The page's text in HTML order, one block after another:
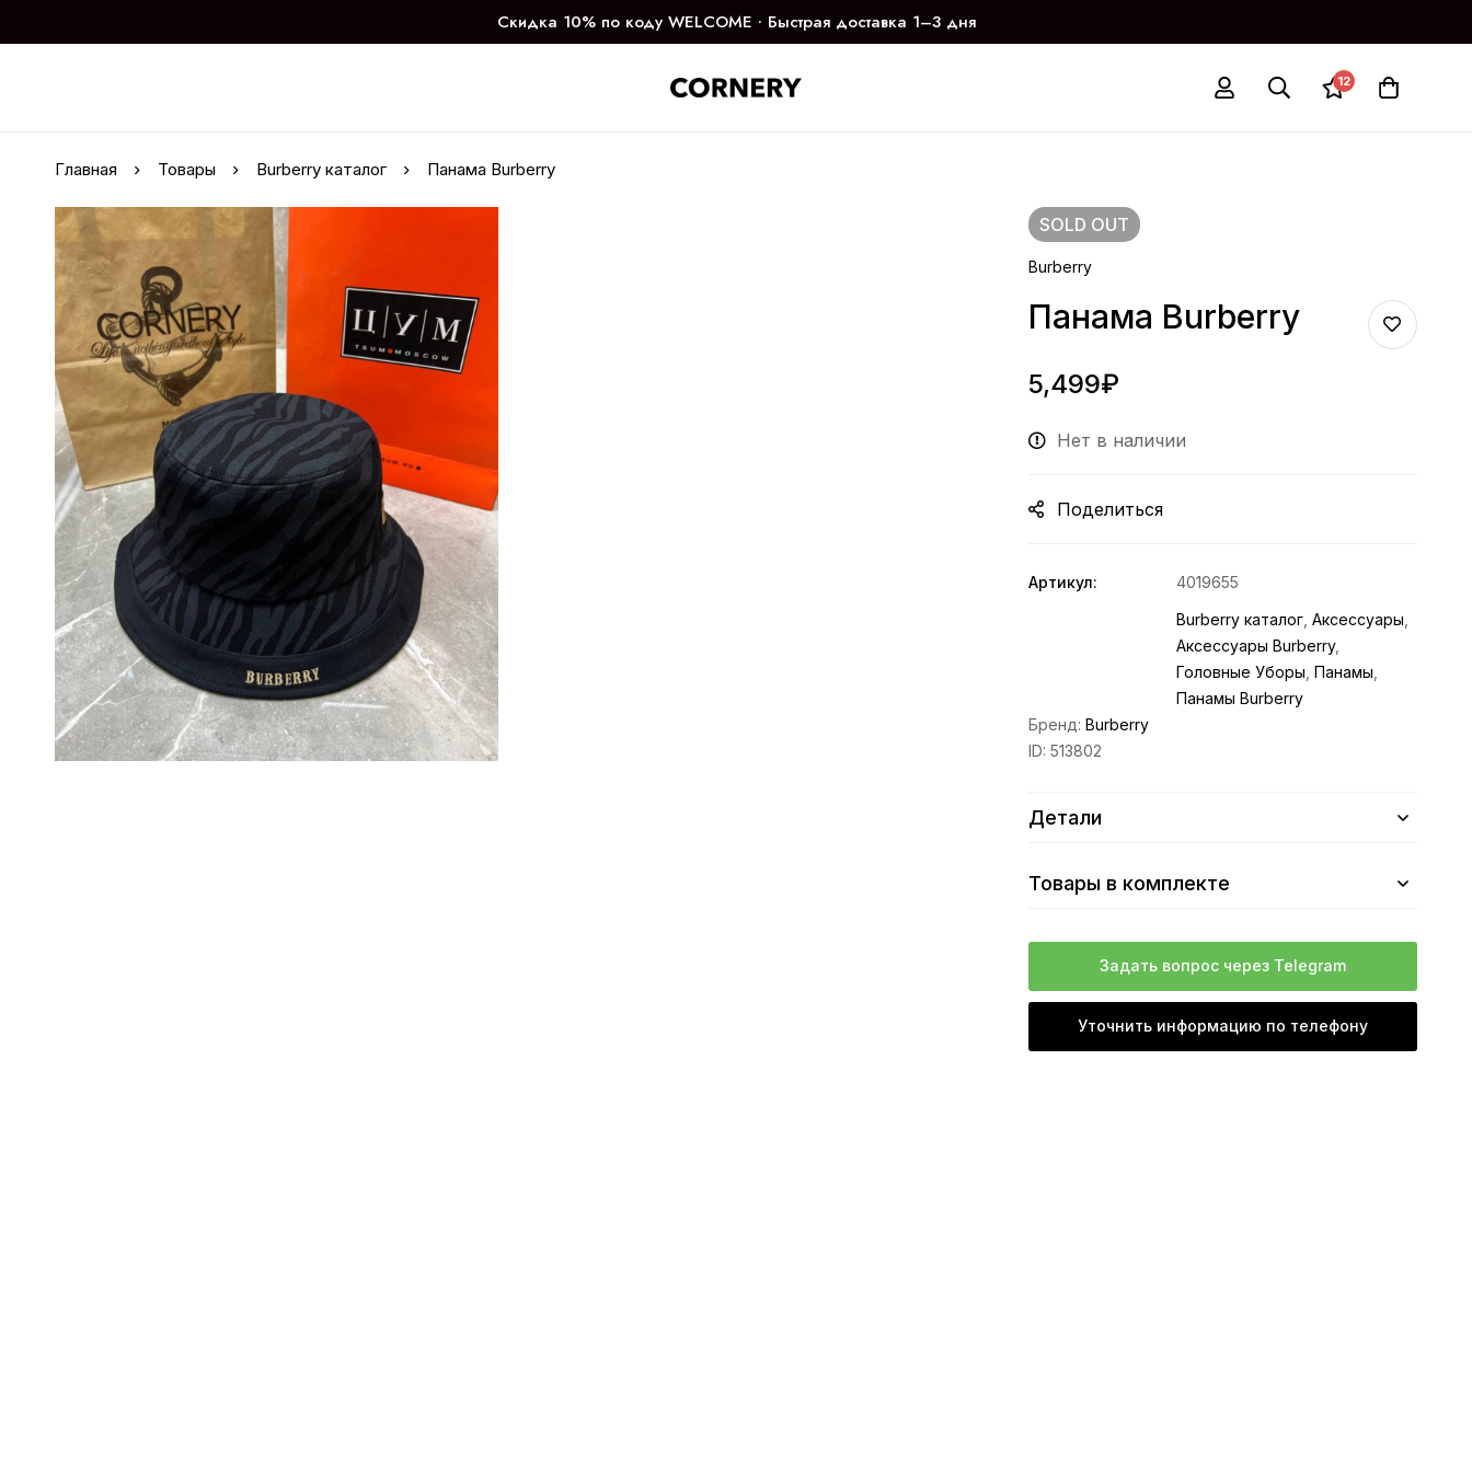
Скидка 10% по коду WELCOME ∙ Быстрая доставка 1–3 дня
12
Главная Товары Burberry каталог Панама Burberry
SOLD OUT
Burberry
Панама Burberry
5,499₽
Нет в наличии
Поделиться
Артикул:
4019655
Burberry каталог ,Аксессуары
Аксессуары Burberry,
Головные Уборы ,Панамы
Панамы Burberry
Бренд:Burberry
ID:513802
Детали
Товары в комплекте
Задать вопрос через Telegram
Уточнить информацию по телефону